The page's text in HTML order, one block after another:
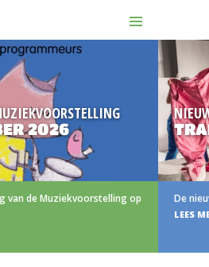
2026
van de Muziekvoorstelling op
NIEUW
De
LEES